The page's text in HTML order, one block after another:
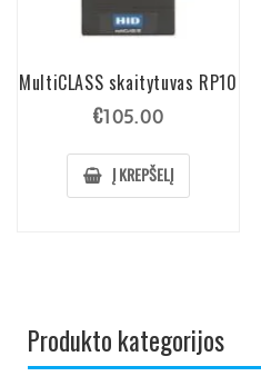
MultiCLASS skaitytuvas RP10
€105.00
Į KREPŠELĮ
Produkto kategorijos